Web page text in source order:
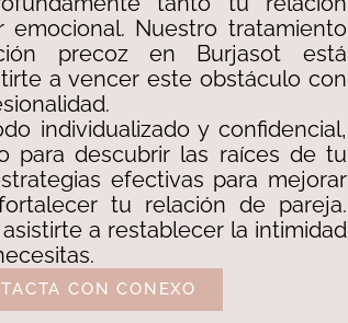
Nuestro tratamiento
precoz en Burjasot está
a vencer este obstáculo con
individualizado y confidencial,
para descubrir las raíces de tu
efectivas para mejorar
tu relación de pareja.
a restablecer la intimidad
CON CONEXO